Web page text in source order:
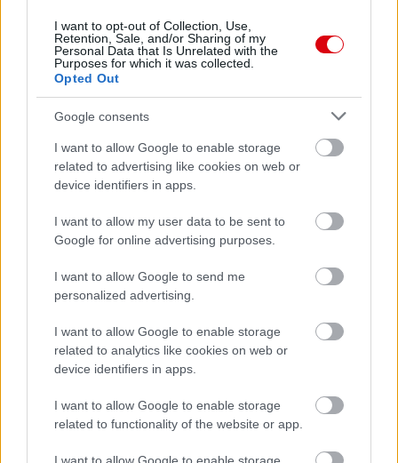
I want to opt-out of Collection, Use,
Retention, Sale, and/or Sharing of my
Personal Data that Is Unrelated with the
Purposes for which it was collected.
Opted Out
Google consents
I want to allow Google to enable storage
related to advertising like cookies on web or
device identifiers in apps.
I want to allow my user data to be sent to
Google for online advertising purposes.
I want to allow Google to send me
personalized advertising.
I want to allow Google to enable storage
related to analytics like cookies on web or
device identifiers in apps.
I want to allow Google to enable storage
related to functionality of the website or app.
Meccs Center
Paris Saint-Germainvs
Felkészülési szezon 4. mérkőzés
2026-08-08 17:00
Manchester United